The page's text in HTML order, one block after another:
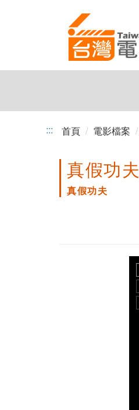
::: 首頁 電影檔案
真假功夫
真假功夫